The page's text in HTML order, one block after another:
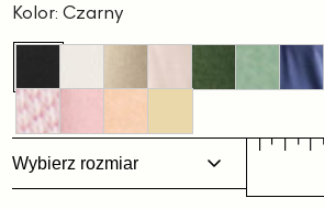
Kolor:Czarny
Wybierz rozmiar